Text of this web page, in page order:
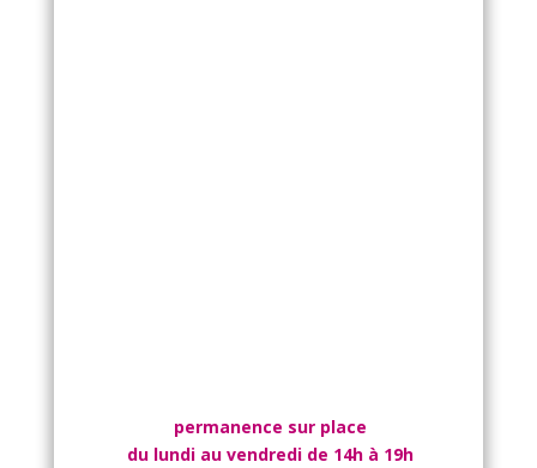
permanence sur place
du lundi au vendredi de 14h à 19h